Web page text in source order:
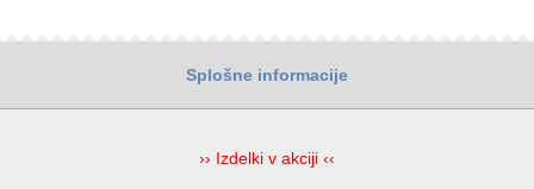
Splošne informacije
›› Izdelki v akciji ‹‹